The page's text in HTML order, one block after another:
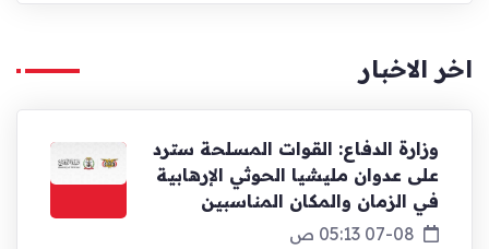
اخر الاخبار
وزارة الدفاع: القوات المسلحة سترد
على عدوان مليشيا الحوثي الإرهابية
في الزمان والمكان المناسبين
07-08 05:13 ص